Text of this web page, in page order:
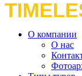
О компании
О нас